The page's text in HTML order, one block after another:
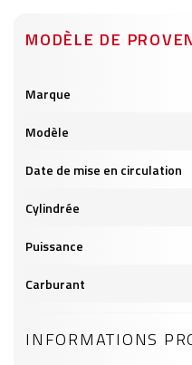
MODÈLE DE
produits
Marque
Modèle
Date de mise en circulation
Cylindrée
Puissance
Carburant
INFORMATIONS